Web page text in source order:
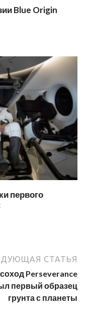
Blue Origin
первого
СТАТЬЯ
Perseverance
первый образец
грунта с планеты